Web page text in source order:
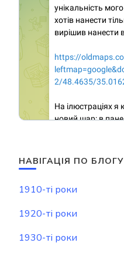
НАВІГАЦІЯ ПО БЛОГУ
1910-ті роки
1920-ті роки
1930-ті роки